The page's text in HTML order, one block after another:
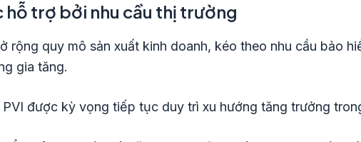
trợ bởi nhu cầu thị trường
rộng quy mô sản xuất kinh doanh, kéo theo nhu cầu bảo
gia tăng.
được kỳ vọng tiếp tục duy trì xu hướng tăng trưởng